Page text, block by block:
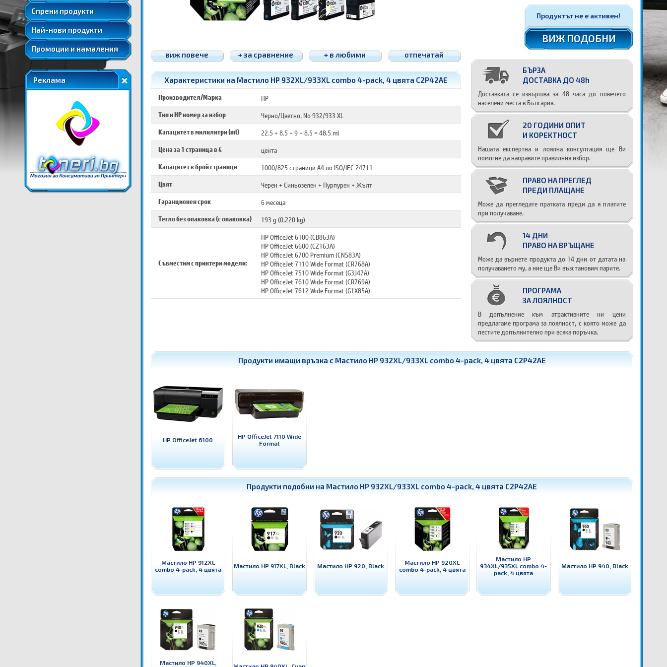
Спрени продукти
Удължени и допълнителни гаранции
Най-нови продукти
Промоции и намаления
Реклама
Продуктът не е активен!
ВИЖ ПОДОБНИ
БЪРЗА
ДОСТАВКА ДО 48h
Доставката се извършва за 48 часа до повечето
населени места в България.
20 ГОДИНИ ОПИТ
И КОРЕКТНОСТ
Нашата експертна и лоялна консултация ще Ви
помогне да направите правилния избор.
ПРАВО НА ПРЕГЛЕД
ПРЕДИ ПЛАЩАНЕ
Може да прегледате пратката преди да я платите
при получаване.
14 ДНИ
ПРАВО НА ВРЪЩАНЕ
Може да върнете продукта до 14 дни от датата на
получаването му, а ние ще Ви възстановим парите.
ПРОГРАМА
ЗА ЛОЯЛНОСТ
В допълнение към атрактивните ни цени
предлагаме програма за лоялност, с която може да
пестите допълнително при всяка поръчка.
виж повече + за сравнение + в любими отпечатай
Характеристики на Мастило HP 932XL/933XL combo 4-pack, 4 цвята C2P42AE
Производител/Марка
HP
Тип и HP номер за избор
Черно/Цветно, No 932/933 XL
Капацитет в милилитри (ml)
22.5 + 8.5 + 9 + 8.5 = 48.5 ml
Цена за 1 страница в €
цента
Капацитет в брой страници
1000/825 страници A4 по ISO/IEC 24711
Цвят
Черен + Синьозелен + Пурпурен + Жълт
Гаранционен срок
6 месеца
Тегло без опаковка (с опаковка)
193 g (0.220 kg)
Съвместим с принтери модели:
HP OfficeJet 6100 (CB863A)
HP OfficeJet 6600 (CZ163A)
HP OfficeJet 6700 Premium (CN583A)
HP OfficeJet 7110 Wide Format (CR768A)
HP OfficeJet 7510 Wide Format (G3J47A)
HP OfficeJet 7610 Wide Format (CR769A)
HP OfficeJet 7612 Wide Format (G1X85A)
Продукти имащи връзка с Мастило HP 932XL/933XL combo 4-pack, 4 цвята C2P42AE
HP OfficeJet 6100
HP OfficeJet 7110 Wide
Format
Продукти подобни на Мастило HP 932XL/933XL combo 4-pack, 4 цвята C2P42AE
Мастило HP 912XL
combo 4-pack, 4 цвята
Мастило HP 917XL, Black Мастило HP 920, Black
Мастило HP 920XL
combo 4-pack, 4 цвята
Мастило HP
934XL/935XL combo 4-
pack, 4 цвята
Мастило HP 940, Black
Мастило HP 940XL,